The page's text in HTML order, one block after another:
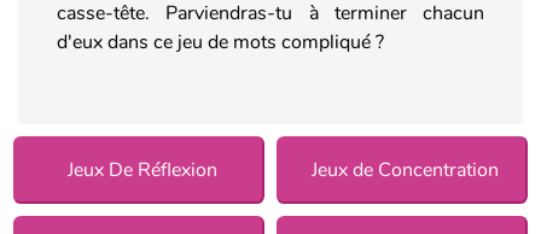
casse-tête. Parviendras-tu à terminer chacun
d'eux dans ce jeu de mots compliqué ?
Jeux De Réflexion Jeux de Concentration